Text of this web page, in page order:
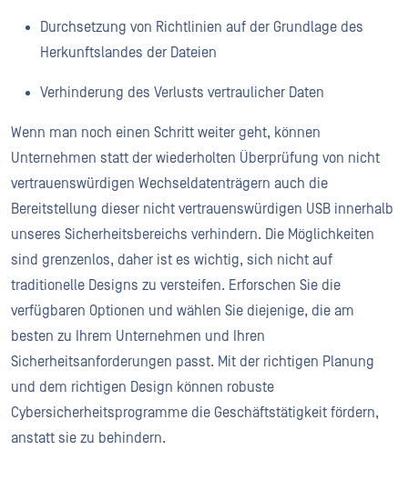
Durchsetzung von Richtlinien auf der Grundlage des
Herkunftslandes der Dateien
Verhinderung des Verlusts vertraulicher Daten
Wenn man noch einen Schritt weiter geht, können
Unternehmen statt der wiederholten Überprüfung von nicht
vertrauenswürdigen Wechseldatenträgern auch die
Bereitstellung dieser nicht vertrauenswürdigen USB innerhalb
unseres Sicherheitsbereichs verhindern. Die Möglichkeiten
sind grenzenlos, daher ist es wichtig, sich nicht auf
traditionelle Designs zu versteifen. Erforschen Sie die
verfügbaren Optionen und wählen Sie diejenige, die am
besten zu Ihrem Unternehmen und Ihren
Sicherheitsanforderungen passt. Mit der richtigen Planung
und dem richtigen Design können robuste
Cybersicherheitsprogramme die Geschäftstätigkeit fördern,
anstatt sie zu behindern.